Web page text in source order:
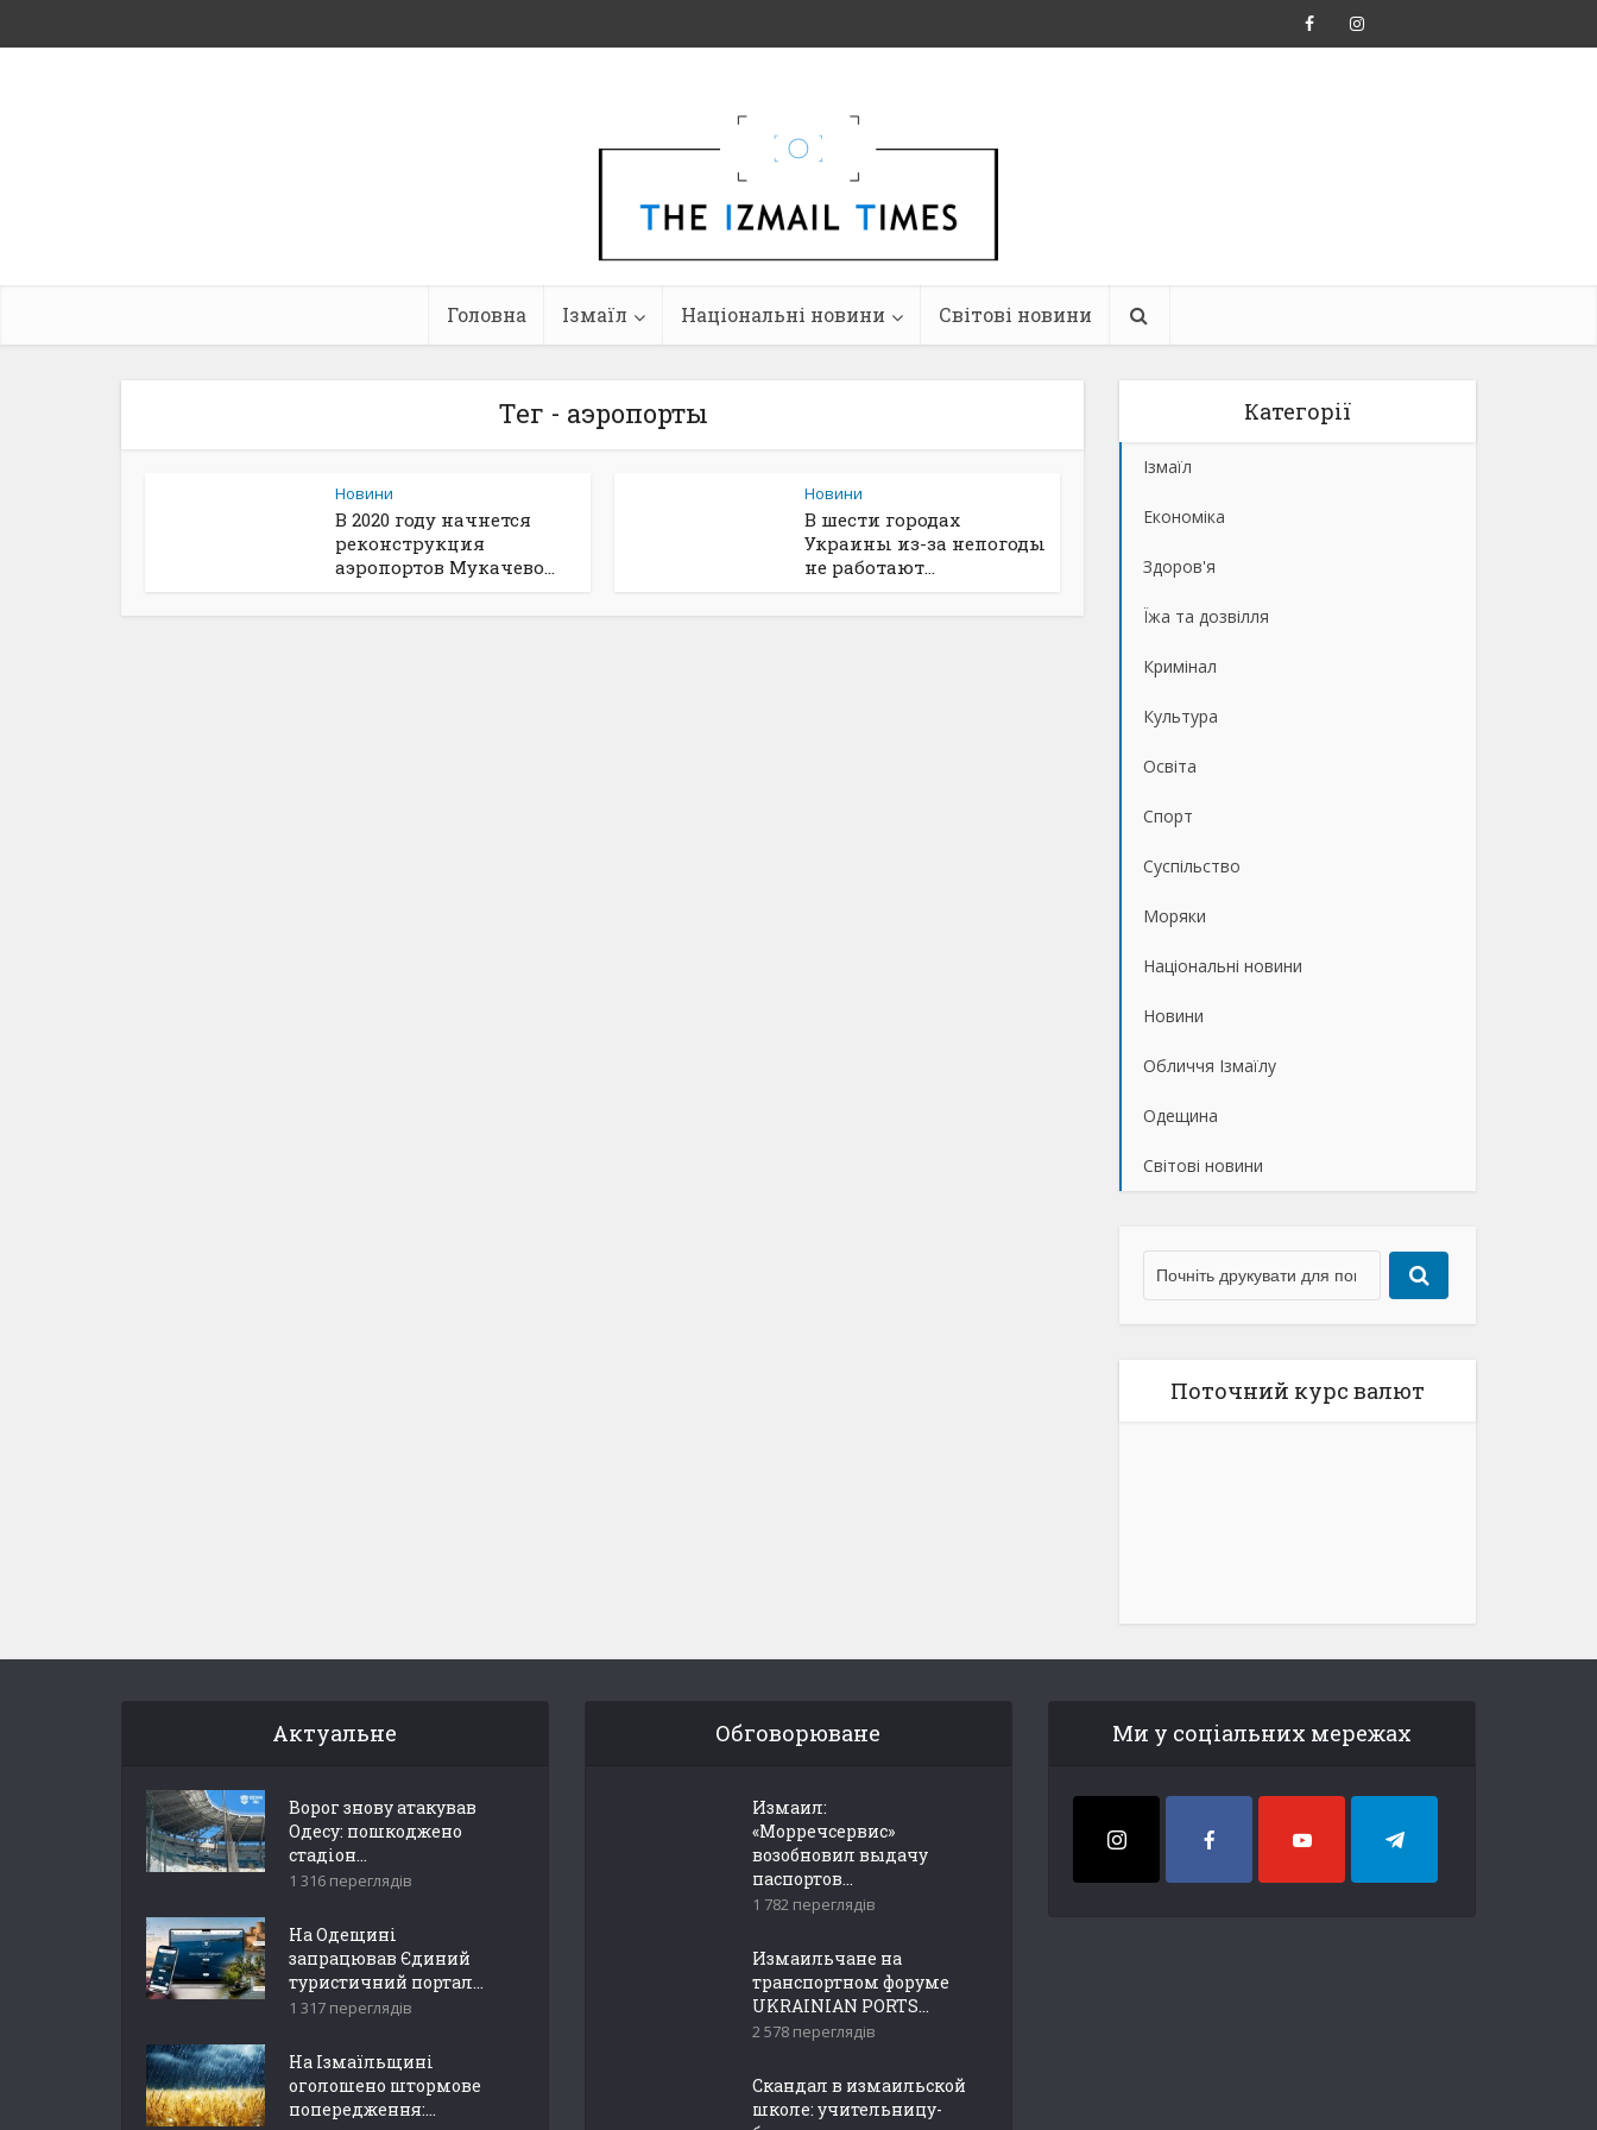
Головна Ізмаїл Національні новини Світові новини
Тег - аэропорты
Новини
В 2020 году начнется
реконструкция
аэропортов Мукачево...
Новини
В шести городах
Украины из-за непогоды
не работают...
Категорії
Ізмаїл
Економіка
Здоров'я
Їжа та дозвілля
Кримінал
Культура
Освіта
Спорт
Суспільство
Моряки
Національні новини
Новини
Обличчя Ізмаїлу
Одещина
Світові новини
Поточний курс валют
Актуальне
Ворог знову атакував
Одесу: пошкоджено
стадіон...
1 316 переглядів
На Одещині
запрацював Єдиний
туристичний портал...
1 317 переглядів
На Ізмаїльщині
оголошено штормове
попередження:...
Обговорюване
Измаил:
«Морречсервис»
возобновил выдачу
паспортов...
1 782 переглядів
Измаильчане на
транспортном форуме
UKRAINIAN PORTS...
2 578 переглядів
Скандал в измаильской
школе: учительницу-
Ми у соціальних мережах